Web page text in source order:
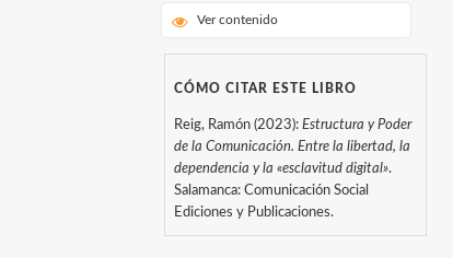
Ver contenido
CÓMO CITAR ESTE LIBRO
Reig, Ramón (2023): Estructura y Poder
de la Comunicación. Entre la libertad, la
dependencia y la «esclavitud digital».
Salamanca: Comunicación Social
Ediciones y Publicaciones.